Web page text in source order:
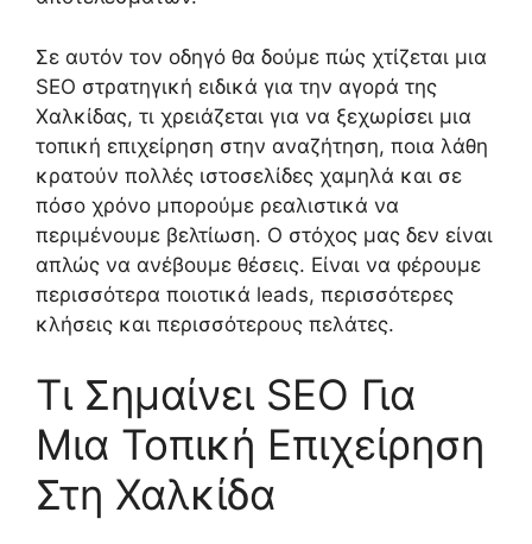
Σε αυτόν τον οδηγό θα δούμε πώς χτίζεται μια
SEO στρατηγική ειδικά για την αγορά της
Χαλκίδας, τι χρειάζεται για να ξεχωρίσει μια
τοπική επιχείρηση στην αναζήτηση, ποια λάθη
κρατούν πολλές ιστοσελίδες χαμηλά και σε
πόσο χρόνο μπορούμε ρεαλιστικά να
περιμένουμε βελτίωση. Ο στόχος μας δεν είναι
απλώς να ανέβουμε θέσεις. Είναι να φέρουμε
περισσότερα ποιοτικά leads, περισσότερες
κλήσεις και περισσότερους πελάτες.
Τι Σημαίνει SEO Για
Μια Τοπική Επιχείρηση
Στη Χαλκίδα